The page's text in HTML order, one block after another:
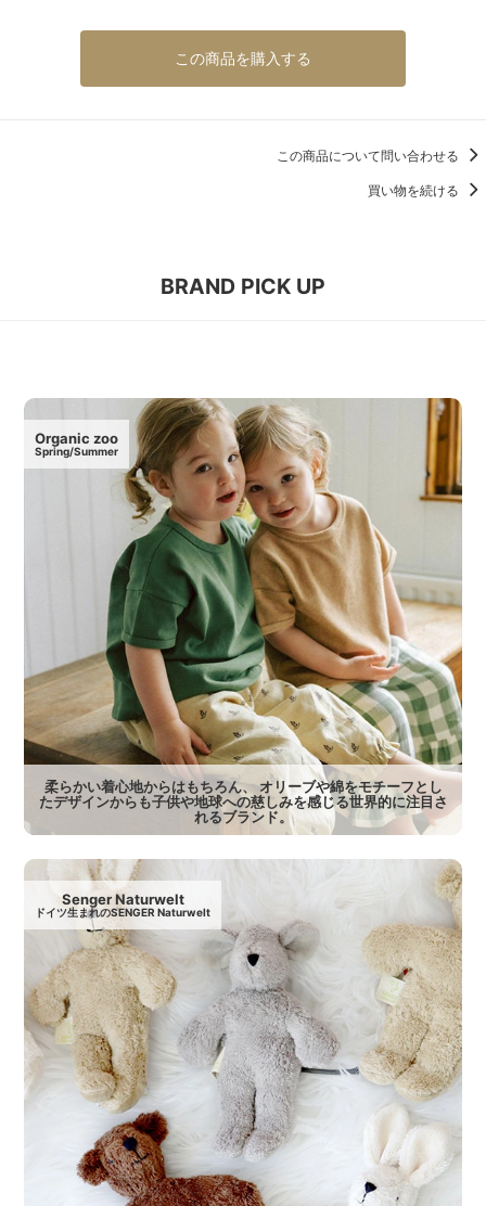
この商品を購入する
この商品について問い合わせる
買い物を続ける
BRAND PICK UP
Organic zoo
Spring/Summer
柔らかい着心地からはもちろん、 オリーブや綿をモチーフとし
たデザインからも子供や地球への慈しみを感じる世界的に注目さ
れるブランド。
Senger Naturwelt
ドイツ生まれのSENGER Naturwelt